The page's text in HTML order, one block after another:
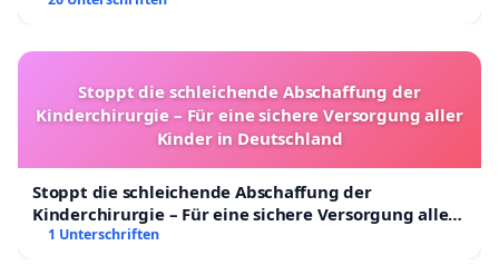
Stoppt die schleichende Abschaffung der
Kinderchirurgie – Für eine sichere Versorgung aller
Kinder in Deutschland
Stoppt die schleichende Abschaffung der
Kinderchirurgie – Für eine sichere Versorgung aller
Kinder in Deutschland
1 Unterschriften